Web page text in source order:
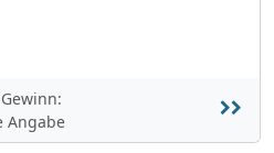
Angabe